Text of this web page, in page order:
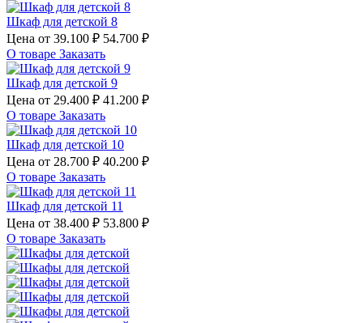
Шкаф для детской 8
Цена от 39.100 ₽ 54.700 ₽
О товаре Заказать
Шкаф для детской 9
Цена от 29.400 ₽ 41.200 ₽
О товаре Заказать
Шкаф для детской 10
Цена от 28.700 ₽ 40.200 ₽
О товаре Заказать
Шкаф для детской 11
Цена от 38.400 ₽ 53.800 ₽
О товаре Заказать